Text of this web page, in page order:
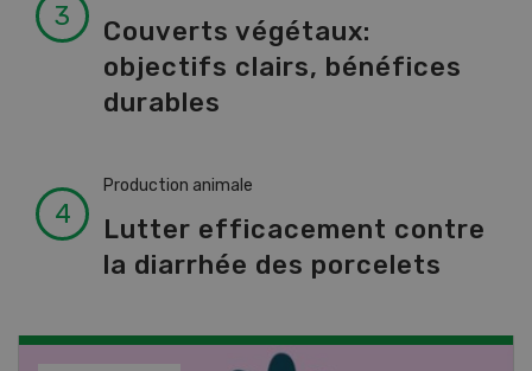
Couverts végétaux:
objectifs clairs, bénéfices
durables
Production animale
Lutter efficacement contre
la diarrhée des porcelets